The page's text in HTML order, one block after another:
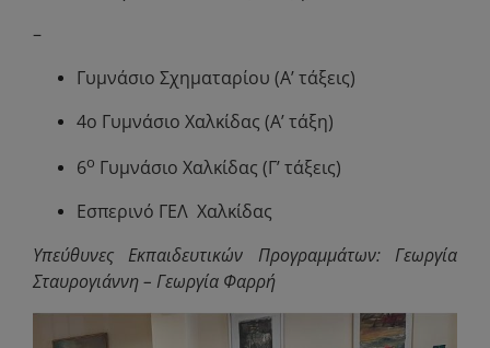
–
Γυμνάσιο Σχηματαρίου (Α’ τάξεις)
4ο Γυμνάσιο Χαλκίδας (Α’ τάξη)
6ο Γυμνάσιο Χαλκίδας (Γ’ τάξεις)
Εσπερινό ΓΕΛ Χαλκίδας
Υπεύθυνες Εκπαιδευτικών Προγραμμάτων: Γεωργία
Σταυρογιάννη– Γεωργία Φαρρή